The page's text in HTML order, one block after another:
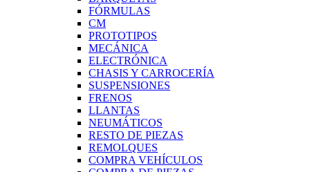
FÓRMULAS
CM
PROTOTIPOS
MECÁNICA
ELECTRÓNICA
CHASIS Y CARROCERÍA
SUSPENSIONES
FRENOS
LLANTAS
NEUMÁTICOS
RESTO DE PIEZAS
REMOLQUES
COMPRA VEHÍCULOS